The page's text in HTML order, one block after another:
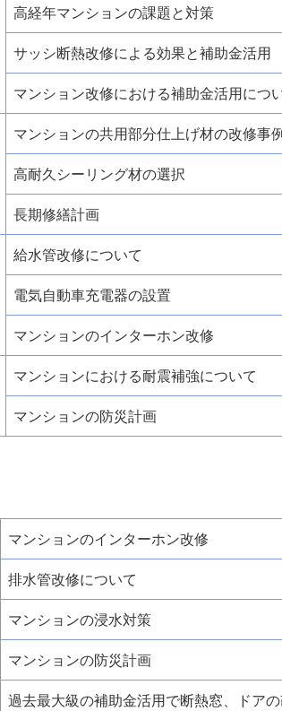
高経年マンションの課題と対策
サッシ断熱改修による効果と補助金活用
マンション改修における補助金活用につ
マンションの共用部分仕上げ材の改修事
高耐久シーリング材の選択
長期修繕計画
給水管改修について
電気自動車充電器の設置
マンションのインターホン改修
マンションにおける耐震補強について
マンションの防災計画
マンションのインターホン改修
排水管改修について
マンションの浸水対策
マンションの防災計画
過去最大級の補助金活用で断熱窓、ドア